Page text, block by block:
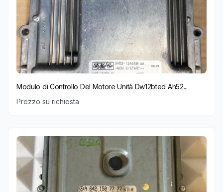
Modulo di Controllo Del Motore Unità Dw12bted Ah52...
Prezzo su richiesta